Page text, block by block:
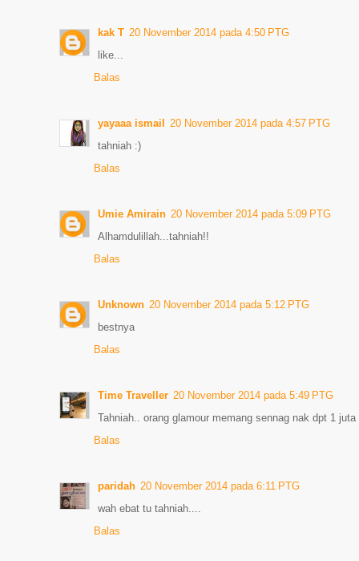
kak T 20 November 2014 pada 4:50 PTG
like...
Balas
yayaaa ismail 20 November 2014 pada 4:57 PTG
tahniah :)
Balas
Umie Amirain 20 November 2014 pada 5:09 PTG
Alhamdulillah...tahniah!!
Balas
Unknown 20 November 2014 pada 5:12 PTG
bestnya
Balas
Time Traveller 20 November 2014 pada 5:49 PTG
Tahniah.. orang glamour memang sennag nak dpt 1
Balas
paridah 20 November 2014 pada 6:11 PTG
wah ebat tu tahniah....
Balas